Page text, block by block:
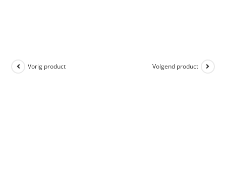
Vorig product Volgend product